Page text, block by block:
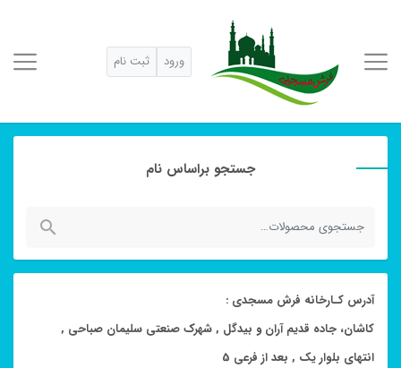
ورود ثبت نام
جستجو براساس نام
جستجو
آدرس کـارخانه فرش مسجدی :
کاشان، جاده قدیم آران و بیدگل , شهرک صنعتی سلیمان صباحی ,
انتهای بلوار یک , بعد از فرعی 5